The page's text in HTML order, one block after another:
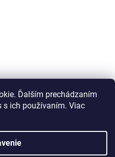
Ďalším prechádzaním
s ich používaním. Viac